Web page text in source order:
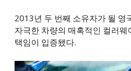
2013년 두 번째 소유자가 될 영
자극한 차량의 매혹적인 컬러웨
택임이 입증됐다.